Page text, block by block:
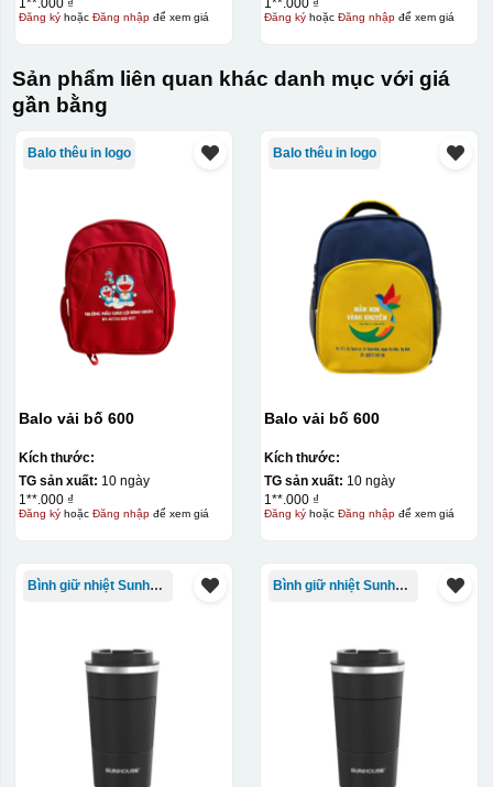
Đăng kýhoặc Đăng nhậpđể xem giá Đăng kýhoặc Đăng nhậpđể xem giá
Sản phẩm liên quan khác danh mục với giá
gần bằng
Balo thêu in logo
Balo vải bố 600
Kích thước:
TG sản xuất: 10 ngày
1**.000 ₫
Đăng kýhoặc Đăng nhậpđể xem giá
Balo thêu in logo
Balo vải bố 600
Kích thước:
TG sản xuất: 10 ngày
1**.000 ₫
Đăng kýhoặc Đăng nhậpđể xem giá
Bình giữ nhiệt Sunhouse Bình giữ nhiệt Sunhouse